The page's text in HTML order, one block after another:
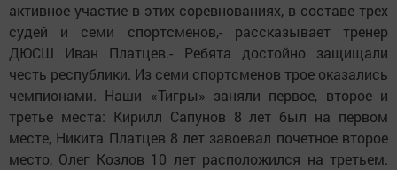
активное участие в этих соревнованиях, в составе трех
судей и семи спортсменов,- рассказывает тренер
ДЮСШ Иван Платцев.- Ребята достойно защищали
честь республики. Из семи спортсменов трое оказались
чемпионами. Наши «Тигры» заняли первое, второе и
третье места: Кирилл Сапунов 8 лет был на первом
месте, Никита Платцев 8 лет завоевал почетное второе
место, Олег Козлов 10 лет расположился на третьем.